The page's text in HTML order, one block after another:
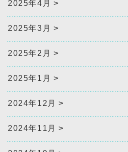
2025年4月
2025年3月
2025年2月
2025年1月
2024年12月
2024年11月